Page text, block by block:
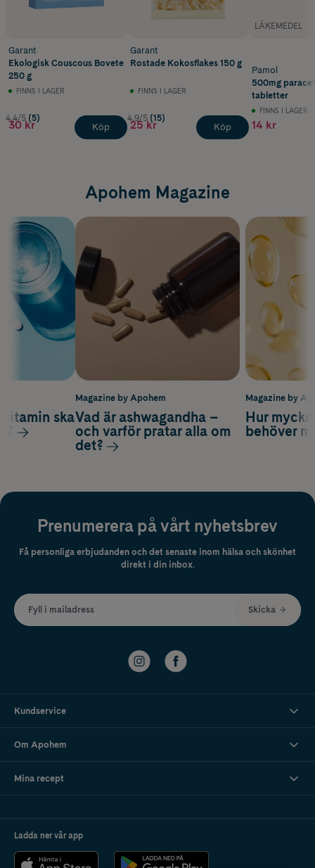
Garant
Ekologisk Couscous Bovete
250 g
FINNS I LAGER
4.4/5 (5)
30 kr Köp
Garant
Rostade Kokosflakes 150 g
FINNS I LAGER
4.9/5 (15)
25 kr Köp
LÄKEMEDEL
Pamol
500mg
tabletter
FINNS I LAGER
14 kr
Apohem Magazine
Magazine by
Hur
behöver
ska
Magazine by Apohem
Vad är ashwagandha –
och varför pratar alla om
det?
Prenumerera på vårt nyhetsbrev
Få personliga erbjudanden och det senaste inom hälsa och skönhet
direkt i din inbox.
Fyll i mailadress Skicka
Kundservice
Om Apohem
Mina recept
Ladda ner vår app